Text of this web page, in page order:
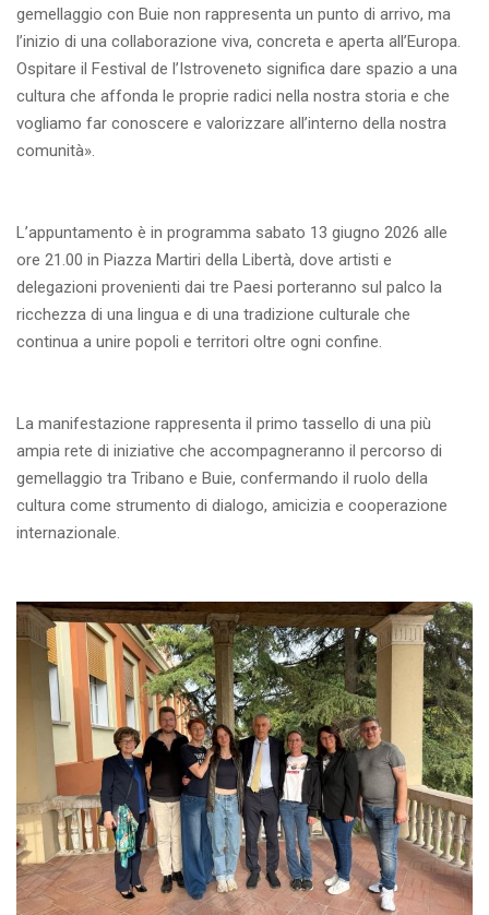
gemellaggio con Buie non rappresenta un punto di arrivo, ma
l’inizio di una collaborazione viva, concreta e aperta all’Europa.
Ospitare il Festival de l’Istroveneto significa dare spazio a una
cultura che affonda le proprie radici nella nostra storia e che
vogliamo far conoscere e valorizzare all’interno della nostra
comunità».
L’appuntamento è in programma sabato 13 giugno 2026 alle
ore 21.00 in Piazza Martiri della Libertà, dove artisti e
delegazioni provenienti dai tre Paesi porteranno sul palco la
ricchezza di una lingua e di una tradizione culturale che
continua a unire popoli e territori oltre ogni confine.
La manifestazione rappresenta il primo tassello di una più
ampia rete di iniziative che accompagneranno il percorso di
gemellaggio tra Tribano e Buie, confermando il ruolo della
cultura come strumento di dialogo, amicizia e cooperazione
internazionale.